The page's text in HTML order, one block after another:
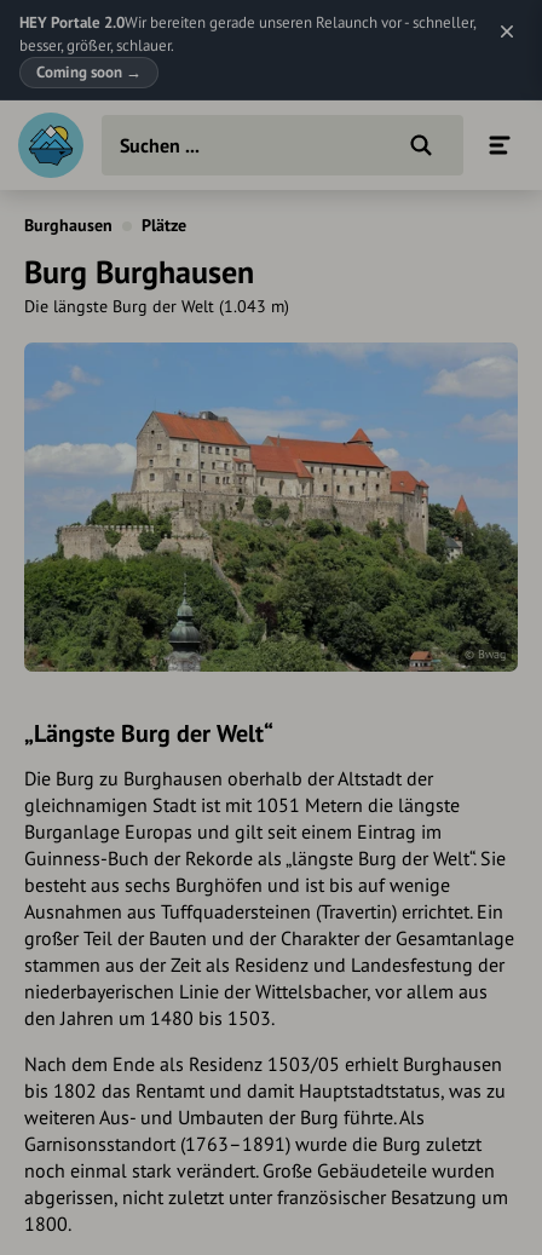
HEY Portale 2.0Wir bereiten gerade unseren Relaunch vor - schneller,
besser, größer, schlauer.
Coming soon →
Burghausen Plätze
Burg Burghausen
Die längste Burg der Welt (1.043 m)
©Bwag
„Längste Burg der Welt“
Die Burg zu Burghausen oberhalb der Altstadt der
gleichnamigen Stadt ist mit 1051 Metern die längste
Burganlage Europas und gilt seit einem Eintrag im
Guinness-Buch der Rekorde als „längste Burg der Welt“. Sie
besteht aus sechs Burghöfen und ist bis auf wenige
Ausnahmen aus Tuffquadersteinen (Travertin) errichtet. Ein
großer Teil der Bauten und der Charakter der Gesamtanlage
stammen aus der Zeit als Residenz und Landesfestung der
niederbayerischen Linie der Wittelsbacher, vor allem aus
den Jahren um 1480 bis 1503.
Nach dem Ende als Residenz 1503/05 erhielt Burghausen
bis 1802 das Rentamt und damit Hauptstadtstatus, was zu
weiteren Aus- und Umbauten der Burg führte. Als
Garnisonsstandort (1763–1891) wurde die Burg zuletzt
noch einmal stark verändert. Große Gebäudeteile wurden
abgerissen, nicht zuletzt unter französischer Besatzung um
1800.